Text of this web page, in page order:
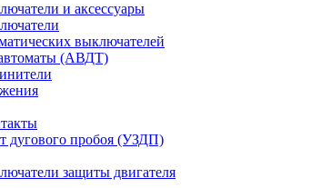
и аксессуары
выключателей
(АВДТ)
дугового пробоя (УЗДП)
защиты двигателя